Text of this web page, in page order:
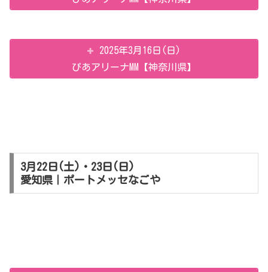
2025年3月16日(日)
ぴあアリーナMM【神奈川県】
3月22日(土)・23日(日)
愛知県｜ポートメッセなごや